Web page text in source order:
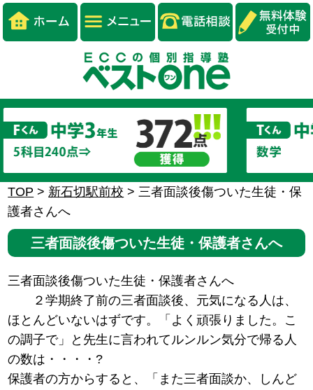
TOP > 新石切駅前校 >三者面談後傷ついた生徒・保
護者さんへ
三者面談後傷ついた生徒・保護者さんへ
三者面談後傷ついた生徒・保護者さんへ
２学期終了前の三者面談後、元気になる人は、
ほとんどいないはずです。「よく頑張りました。こ
の調子で」と先生に言われてルンルン気分で帰る人
の数は・・・・?
保護者の方からすると、「また三者面談か、しんど